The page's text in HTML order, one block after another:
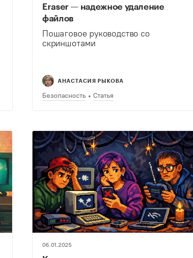
Eraser — надежное удаление
файлов
Пошаговое руководство со
скриншотами
АНАСТАСИЯ РЫКОВА
Безопасность Статья
06.01.2025